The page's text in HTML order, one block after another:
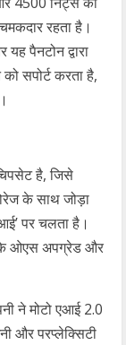
रहता है।
पैनटोन द्वारा
सपोर्ट करता है,
है, जिसे
के साथ जोड़ा
पर चलता है।
के ओएस अपग्रेड और
ने मोटो एआई 2.0
और परप्लेक्सिटी